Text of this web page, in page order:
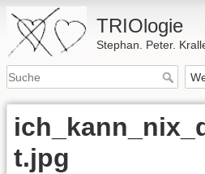
TRIOlogie
Stephan. Peter.
t.jpg